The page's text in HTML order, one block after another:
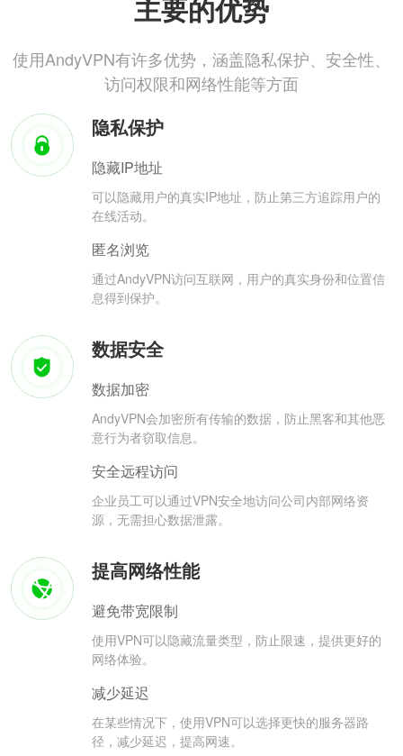
主要的优势
使用AndyVPN有许多优势，涵盖隐私保护、安全性、
访问权限和网络性能等方面
隐私保护
隐藏IP地址
可以隐藏用户的真实IP地址，防止第三方追踪用户的
在线活动。
匿名浏览
通过AndyVPN访问互联网，用户的真实身份和位置信
息得到保护。
数据安全
数据加密
AndyVPN会加密所有传输的数据，防止黑客和其他恶
意行为者窃取信息。
安全远程访问
企业员工可以通过VPN安全地访问公司内部网络资
源，无需担心数据泄露。
提高网络性能
避免带宽限制
使用VPN可以隐藏流量类型，防止限速，提供更好的
网络体验。
减少延迟
在某些情况下，使用VPN可以选择更快的服务器路
径，减少延迟，提高网速。